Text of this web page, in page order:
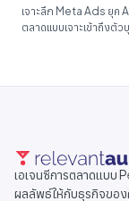
เจาะลึก Meta Ads ยุค
ตลาดแบบเจาะเข้าถึงตั
เอเจนซีการตลาดแบบ
ผลลัพธ์ให้กับธุรกิจขอ